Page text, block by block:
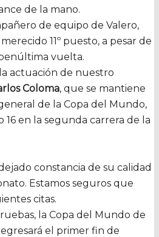
de la mano.
de equipo de Valero,
11º puesto, a pesar de
vuelta.
actuación de nuestro
Coloma, que se mantiene
de la Copa del Mundo,
en la segunda carrera de la
constancia de su calidad
Estamos seguros que
citas.
la Copa del Mundo de
el primer fin de